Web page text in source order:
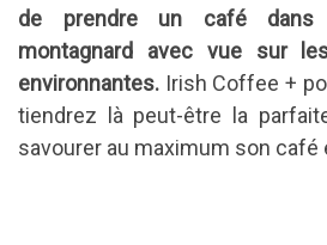
de prendre un café dans
montagnard avec vue sur
environnantes. Irish Coffee +
tiendrez là peut-être la
savourer au maximum son café